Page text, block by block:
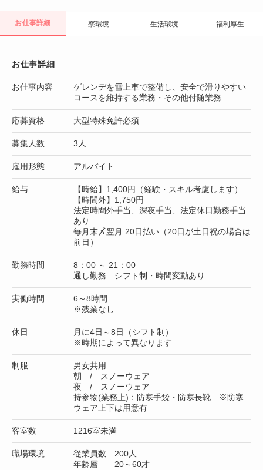
お仕事詳細 寮環境 生活環境 福利厚生
お仕事詳細
お仕事内容
ゲレンデを雪上車で整備し、安全で滑りやすい
コースを維持する業務・その他付随業務
応募資格 大型特殊免許必須
募集人数 3人
雇用形態 アルバイト
給与
【時給】1,400円（経験・スキル考慮します）
【時間外】1,750円
法定時間外手当、深夜手当、法定休日勤務手当
あり
毎月末〆翌月 20日払い（20日が土日祝の場合は
前日）
勤務時間
8：00 ～ 21：00
通し勤務 シフト制・時間変動あり
実働時間
6～8時間
※残業なし
休日
月に4日～8日（シフト制）
※時期によって異なります
制服
男女共用
朝 / スノーウェア
夜 / スノーウェア
持参物(業務上)：防寒手袋・防寒長靴 ※防寒
ウェア上下は用意有
客室数 1216室未満
職場環境
従業員数 200人
年齢層 20～60才